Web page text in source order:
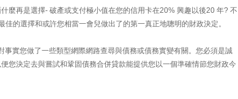
麼再是選擇- 破產或支付極小值在您的信用卡在20% 興趣以後20 年? 不
的選擇和或許您相當一會兒做出了的第一真正地聰明的財政決定。
實您做了一些類型網際網路查尋與債務或債務實變有關。您必須是誠
您決定去與嘗試和鞏固債務合併貸款能提供您以一個準確情節您財政今